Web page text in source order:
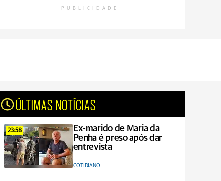
PUBLICIDADE
ÚLTIMAS NOTÍCIAS
23:58
Ex-marido de Maria da
Penha é preso após dar
entrevista
COTIDIANO